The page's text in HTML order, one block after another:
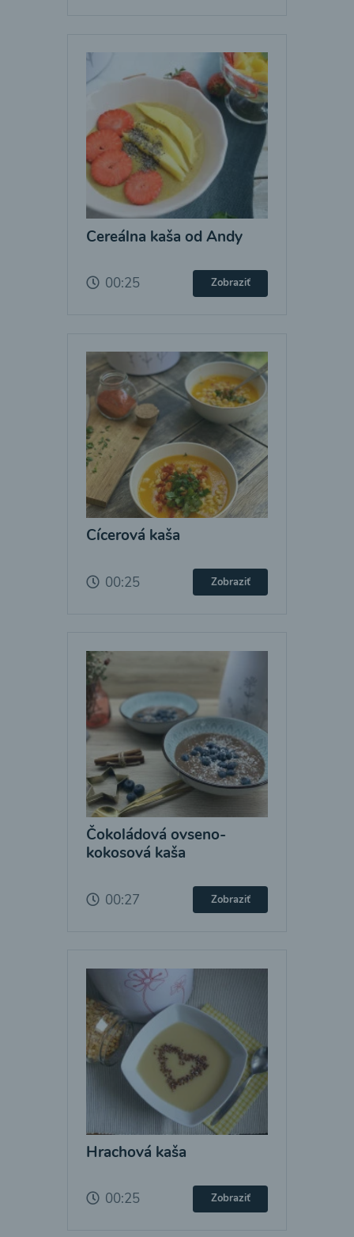
Cereálna kaša od Andy
00:25 Zobraziť
Cícerová kaša
00:25 Zobraziť
Čokoládová ovseno-
kokosová kaša
00:27 Zobraziť
Hrachová kaša
00:25 Zobraziť